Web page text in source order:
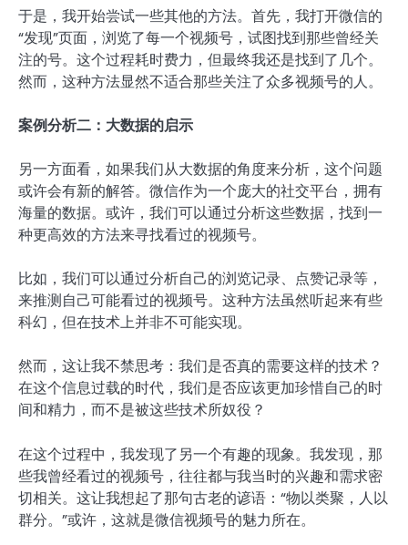
于是，我开始尝试一些其他的方法。首先，我打开微信的
“发现”页面，浏览了每一个视频号，试图找到那些曾经关
注的号。这个过程耗时费力，但最终我还是找到了几个。
然而，这种方法显然不适合那些关注了众多视频号的人。
案例分析二：大数据的启示
另一方面看，如果我们从大数据的角度来分析，这个问题
或许会有新的解答。微信作为一个庞大的社交平台，拥有
海量的数据。或许，我们可以通过分析这些数据，找到一
种更高效的方法来寻找看过的视频号。
比如，我们可以通过分析自己的浏览记录、点赞记录等，
来推测自己可能看过的视频号。这种方法虽然听起来有些
科幻，但在技术上并非不可能实现。
然而，这让我不禁思考：我们是否真的需要这样的技术？
在这个信息过载的时代，我们是否应该更加珍惜自己的时
间和精力，而不是被这些技术所奴役？
在这个过程中，我发现了另一个有趣的现象。我发现，那
些我曾经看过的视频号，往往都与我当时的兴趣和需求密
切相关。这让我想起了那句古老的谚语：“物以类聚，人以
群分。”或许，这就是微信视频号的魅力所在。